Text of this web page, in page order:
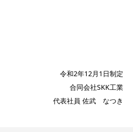
令和2年12月1日制定
合同会社SKK工業
代表社員 佐武 なつき